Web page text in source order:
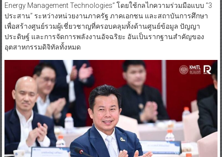
Energy Management Technologies” โดยใช้กลไกความร่วมมือแบบ “3
ประสาน” ระหว่างหน่วยงานภาครัฐ ภาคเอกชน และสถาบันการศึกษา
เพื่อสร้างศูนย์รวมผู้เชี่ยวชาญที่ครอบคลุมทั้งด้านศูนย์ข้อมูล ปัญญา
ประดิษฐ์ และการจัดการพลังงานอัจฉริยะ อันเป็นรากฐานสำคัญของ
อุตสาหกรรมดิจิทัลทั้งหมด